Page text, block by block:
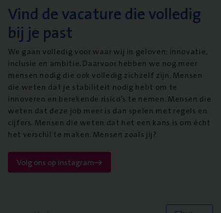
Vind de vacature die volledig
bij je past
We gaan volledig voor waar wij in geloven: innovatie,
inclusie en ambitie. Daarvoor hebben we nog meer
mensen nodig die ook volledig zichzelf zijn. Mensen
die weten dat je stabiliteit nodig hebt om te
innoveren en berekende risico’s te nemen. Mensen die
weten dat deze job meer is dan spelen met regels en
cijfers. Mensen die weten dat het een kans is om écht
het verschil te maken. Mensen zoals jij?
Volg ons op instagram